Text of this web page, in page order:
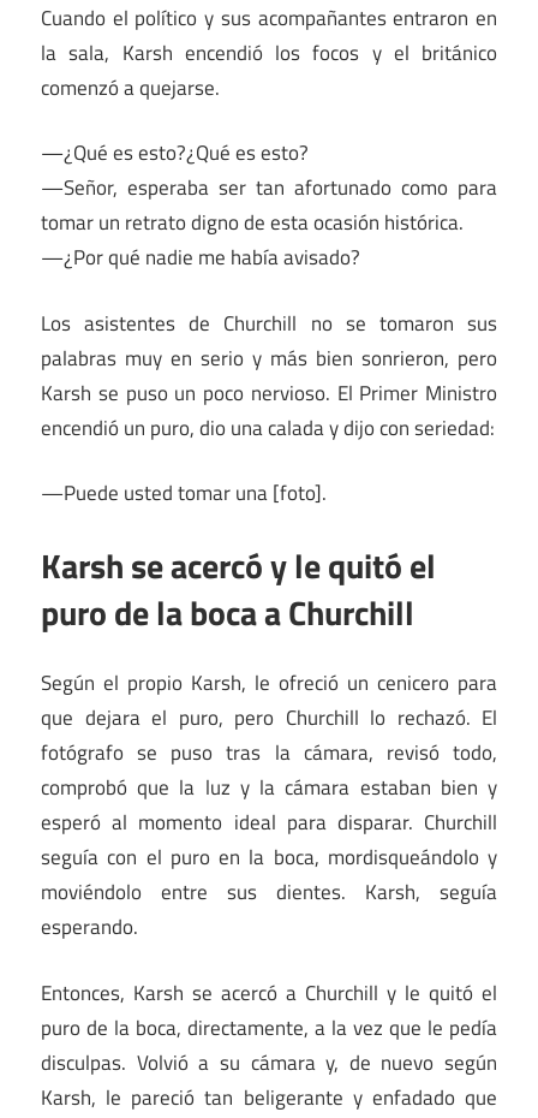
Cuando el político y sus acompañantes entraron en
la sala, Karsh encendió los focos y el británico
comenzó a quejarse.
—¿Qué es esto?¿Qué es esto?
—Señor, esperaba ser tan afortunado como para
tomar un retrato digno de esta ocasión histórica.
—¿Por qué nadie me había avisado?
Los asistentes de Churchill no se tomaron sus
palabras muy en serio y más bien sonrieron, pero
Karsh se puso un poco nervioso. El Primer Ministro
encendió un puro, dio una calada y dijo con seriedad:
—Puede usted tomar una [foto].
Karsh se acercó y le quitó el
puro de la boca a Churchill
Según el propio Karsh, le ofreció un cenicero para
que dejara el puro, pero Churchill lo rechazó. El
fotógrafo se puso tras la cámara, revisó todo,
comprobó que la luz y la cámara estaban bien y
esperó al momento ideal para disparar. Churchill
seguía con el puro en la boca, mordisqueándolo y
moviéndolo entre sus dientes. Karsh, seguía
esperando.
Entonces, Karsh se acercó a Churchill y le quitó el
puro de la boca, directamente, a la vez que le pedía
disculpas. Volvió a su cámara y, de nuevo según
Karsh, le pareció tan beligerante y enfadado que